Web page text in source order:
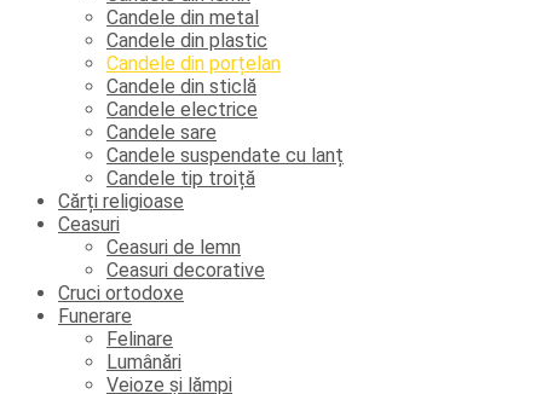
Candele din metal
Candele din plastic
Candele din porțelan
Candele din sticlă
Candele electrice
Candele sare
Candele suspendate cu lanț
Candele tip troiță
Cărți religioase
Ceasuri
Ceasuri de lemn
Ceasuri decorative
Cruci ortodoxe
Funerare
Felinare
Lumânări
Veioze și lămpi